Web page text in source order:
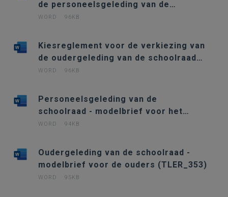
de personeelsgeleding van de
schoolraad (TLER_350)
WORD 96KB
Kiesreglement voor de verkiezing van
de oudergeleding van de schoolraad
(TLER_351)
WORD 96KB
Personeelsgeleding van de
schoolraad - modelbrief voor het
personeel (TLER_355)
WORD 94KB
Oudergeleding van de schoolraad -
modelbrief voor de ouders (TLER_353)
WORD 95KB